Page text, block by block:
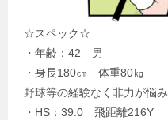
☆スペック☆
・年齢：42 男
・身長180㎝ 体重80㎏
野球等の経験なく非力が悩み
・HS：39.0 飛距離216Y